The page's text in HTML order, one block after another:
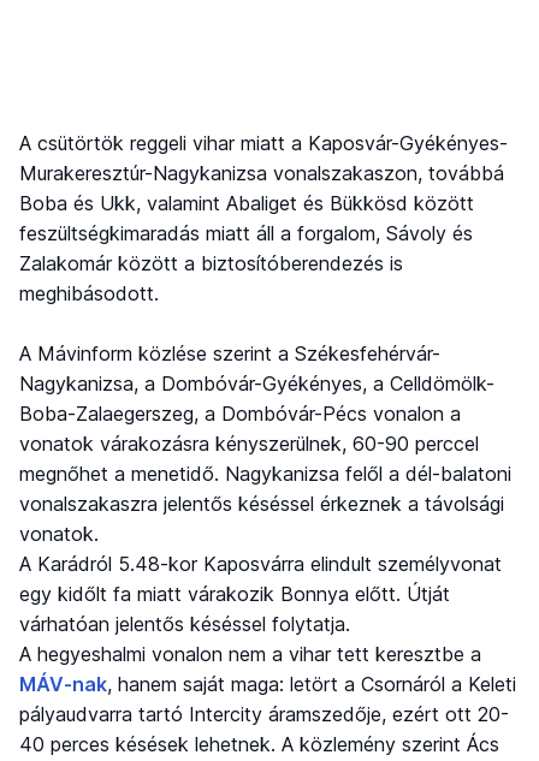
A csütörtök reggeli vihar miatt a Kaposvár-Gyékényes-
Murakeresztúr-Nagykanizsa vonalszakaszon, továbbá
Boba és Ukk, valamint Abaliget és Bükkösd között
feszültségkimaradás miatt áll a forgalom, Sávoly és
Zalakomár között a biztosítóberendezés is
meghibásodott.
A Mávinform közlése szerint a Székesfehérvár-
Nagykanizsa, a Dombóvár-Gyékényes, a Celldömölk-
Boba-Zalaegerszeg, a Dombóvár-Pécs vonalon a
vonatok várakozásra kényszerülnek, 60-90 perccel
megnőhet a menetidő. Nagykanizsa felől a dél-balatoni
vonalszakaszra jelentős késéssel érkeznek a távolsági
vonatok.
A Karádról 5.48-kor Kaposvárra elindult személyvonat
egy kidőlt fa miatt várakozik Bonnya előtt. Útját
várhatóan jelentős késéssel folytatja.
A hegyeshalmi vonalon nem a vihar tett keresztbe a
MÁV-nak, hanem saját maga: letört a Csornáról a Keleti
pályaudvarra tartó Intercity áramszedője, ezért ott 20-
40 perces késések lehetnek. A közlemény szerint Ács